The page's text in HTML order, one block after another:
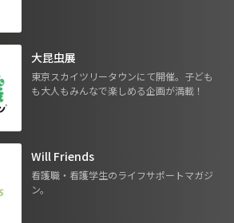
大昆虫展
東京スカイツリータウンにて開催。子ども
も大人もみんなで楽しめる企画が満載！
Will Friends
看護職・看護学生のライフサポートマガジ
ン。